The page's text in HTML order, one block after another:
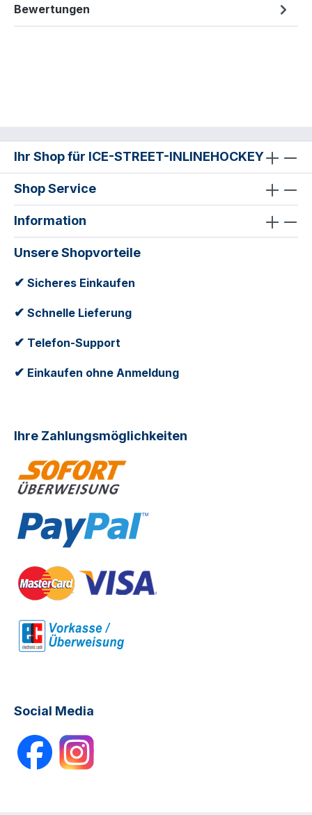
Bewertungen
Ihr Shop für ICE-STREET-INLINEHOCKEY
Shop Service
Information
Unsere Shopvorteile
✔ Sicheres Einkaufen
✔ Schnelle Lieferung
✔ Telefon-Support
✔ Einkaufen ohne Anmeldung
Ihre Zahlungsmöglichkeiten
Social Media